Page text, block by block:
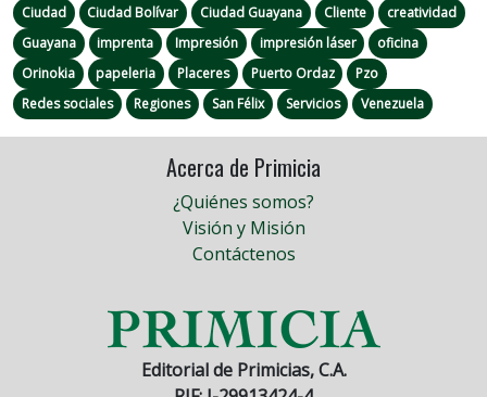
Ciudad
Ciudad Bolívar Ciudad Guayana Cliente
creatividad
Guayana
imprenta Impresión impresión láser
oficina
Orinokia
papeleria Placeres Puerto Ordaz
Pzo
Redes sociales
Regiones San Félix Servicios Venezuela
Acerca de Primicia
¿Quiénes somos?
Visión y Misión
Contáctenos
Editorial de Primicias, C.A.